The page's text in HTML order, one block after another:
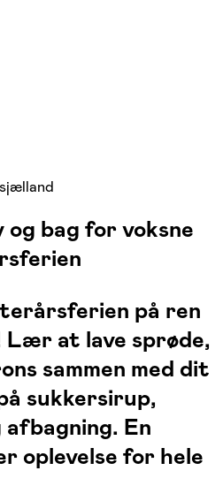
bag for voksne
på ren
at lave sprøde,
sammen med dit
sukkersirup,
En
oplevelse for hele